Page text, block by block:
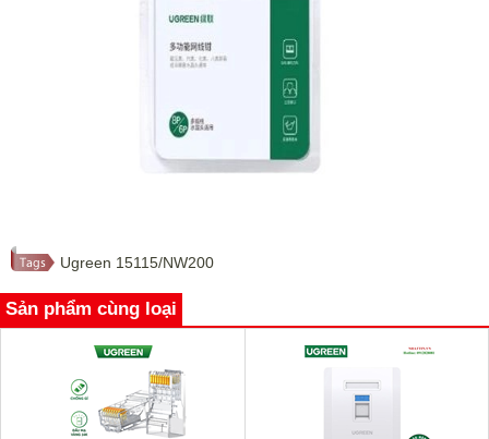
Ugreen 15115/NW200
Sản phẩm cùng loại